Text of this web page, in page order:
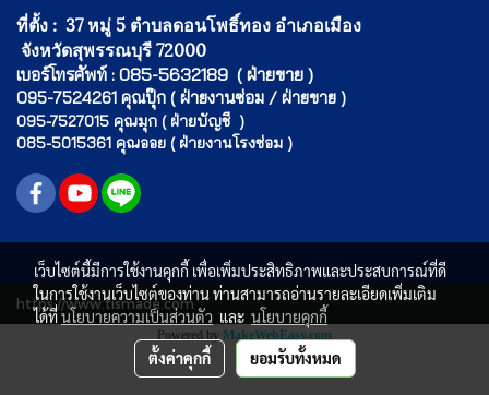
ที่ตั้ง : 37 หมู่ 5 ตำบลดอนโพธิ์ทอง อำเภอเมือง
จังหวัดสุพรรณบุรี 72000
เบอร์โทรศัพท์ : 085-5632189 ( ฝ่ายขาย )
095-7524261 คุณปุ๊ก ( ฝ่ายงานซ่อม / ฝ่ายขาย )
095-7527015 คุณมุก ( ฝ่ายบัญชี )
085-5015361 คุณออย ( ฝ่ายงานโรงซ่อม )
https://www.tismade.com
Powered by MakeWebEasy.com
เว็บไซต์นี้มีการใช้งานคุกกี้ เพื่อเพิ่มประสิทธิภาพและประสบการณ์ที่ดี
ในการใช้งานเว็บไซต์ของท่าน ท่านสามารถอ่านรายละเอียดเพิ่มเติม
ได้ที่นโยบายความเป็นส่วนตัว และ นโยบายคุกกี้
ตั้งค่าคุกกี้ ยอมรับทั้งหมด